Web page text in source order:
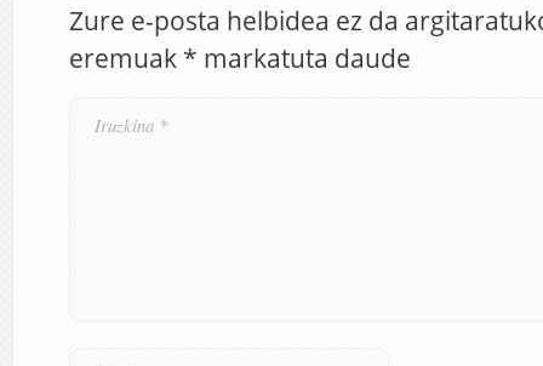
Zure e-posta helbidea ez da
eremuak * markatuta daude